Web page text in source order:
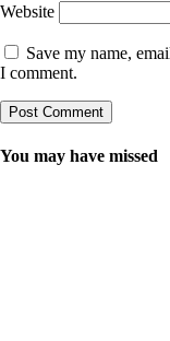
Website
Save my name,
I comment.
You may have missed